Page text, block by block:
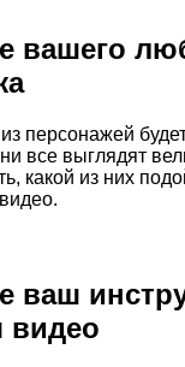
вашего
персонажей
все выглядят
какой из них
видео.
ваш
видео